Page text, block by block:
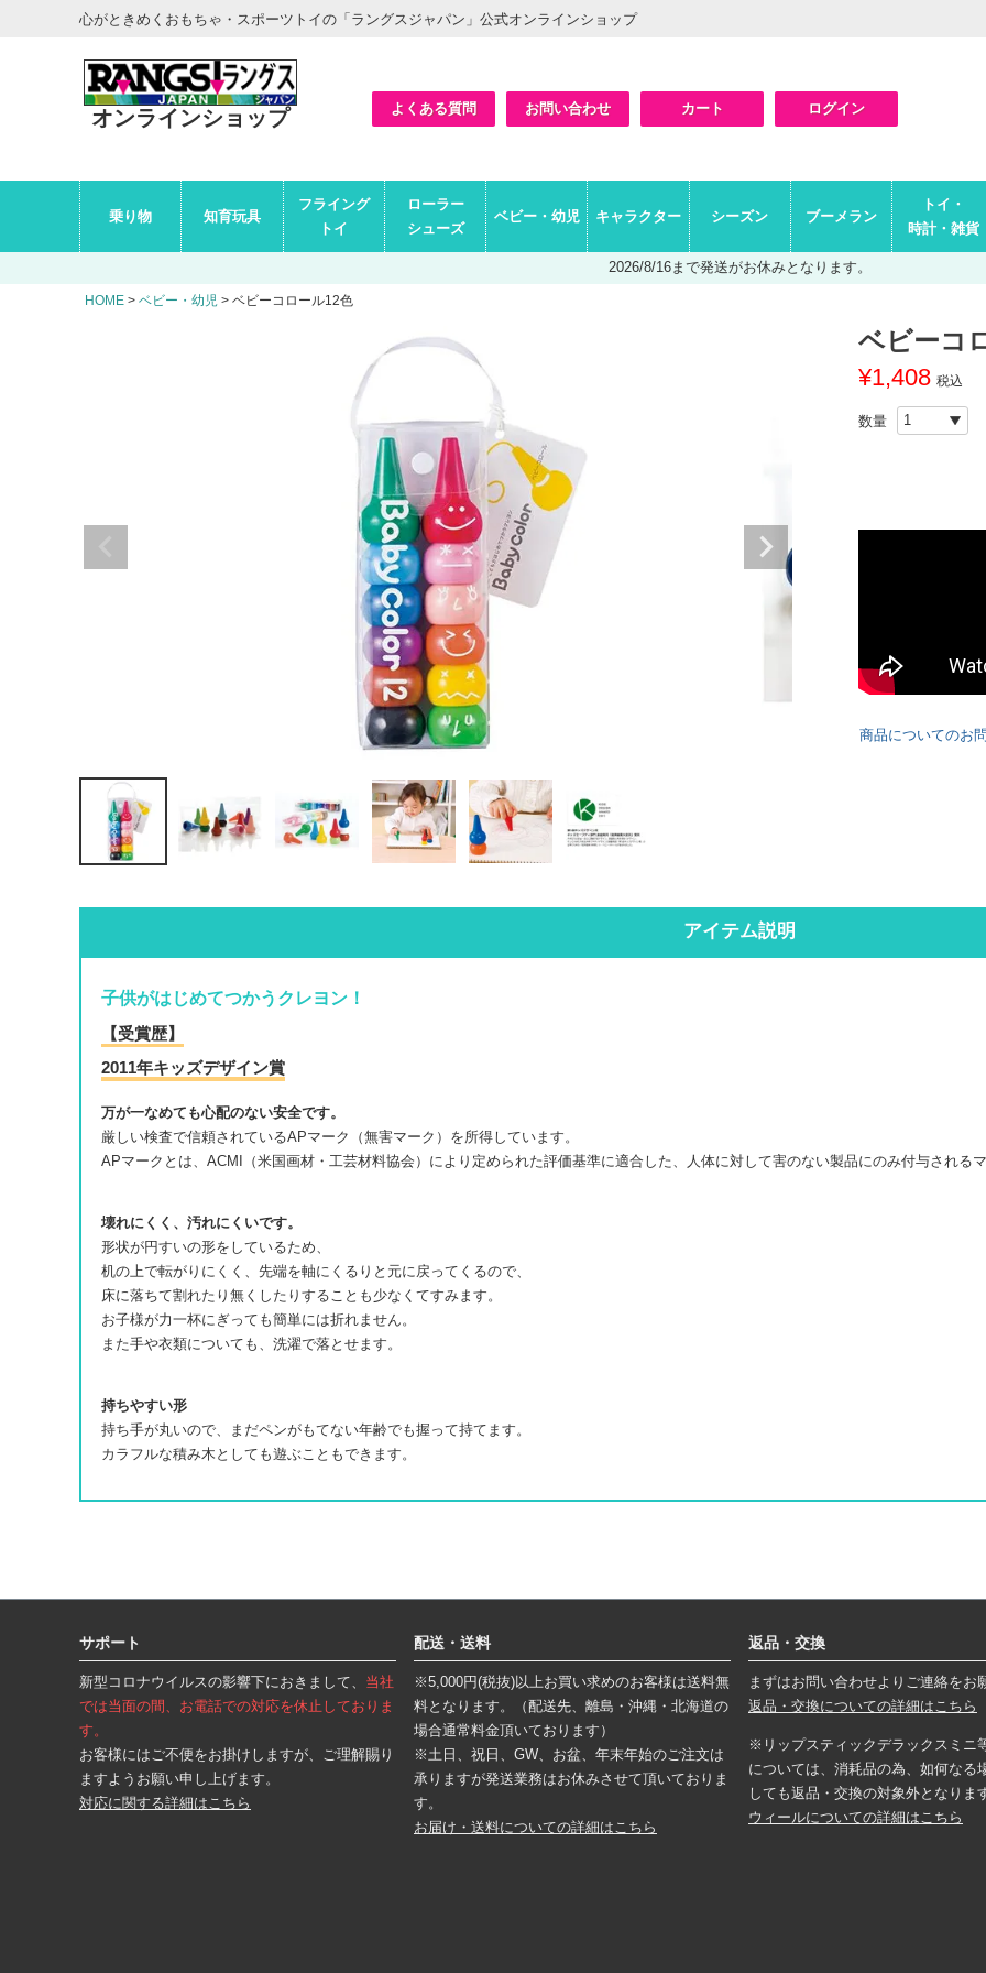
心がときめくおもちゃ・スポーツトイの「ラングスジャパン」公式オンラインショップ
オンラインショップ よくある質問 お問い合わせ カート ログイン
ル
ビ
乗り物 知育玩具
フライング
トイ
ローラー
シューズ
ベビー・幼児 キャラクター シーズン ブーメラン
トイ・
時計・雑貨
2026/8/16まで発送がお休みとなります。
HOME ベビー・幼児 ベビーコロール12色
アイテム説明
子供がはじめてつかうクレヨン！
【受賞歴】
2011年キッズデザイン賞
万が一なめても心配のない安全です。
厳しい検査で信頼されているAPマーク（無害マーク）を所得しています。
APマークとは、ACMI（米国画材・工芸材料協会）により定められた評価基準に適合した、人体に対して害のない製品にのみ付与されるマ
壊れにくく、汚れにくいです。
形状が円すいの形をしているため、
机の上で転がりにくく、先端を軸にくるりと元に戻ってくるので、
床に落ちて割れたり無くしたりすることも少なくてすみます。
お子様が力一杯にぎっても簡単には折れません。
また手や衣類についても、洗濯で落とせます。
持ちやすい形
持ち手が丸いので、まだペンがもてない年齢でも握って持てます。
カラフルな積み木としても遊ぶこともできます。
ベビーコ
¥1,408 税込
商品についてのお
サポート
新型コロナウイルスの影響下におきまして、 当社
では当面の間、お電話での対応を休止しておりま
す。
お客様にはご不便をお掛けしますが、ご理解賜り
ますようお願い申し上げます。
対応に関する詳細はこちら
配送・送料
※5,000円(税抜)以上お買い求めのお客様は送料無
料となります。（配送先、離島・沖縄・北海道の
場合通常料金頂いております）
※土日、祝日、GW、お盆、年末年始のご注文は
承りますが発送業務はお休みさせて頂いておりま
す。
お届け・送料についての詳細はこちら
返品・交換
まずはお問い合わせよりご連絡をお
返品・交換についての詳細はこちら
※リップスティックデラックスミニ
については、消耗品の為、如何なる
しても返品・交換の対象外となりま
ウィールについての詳細はこちら